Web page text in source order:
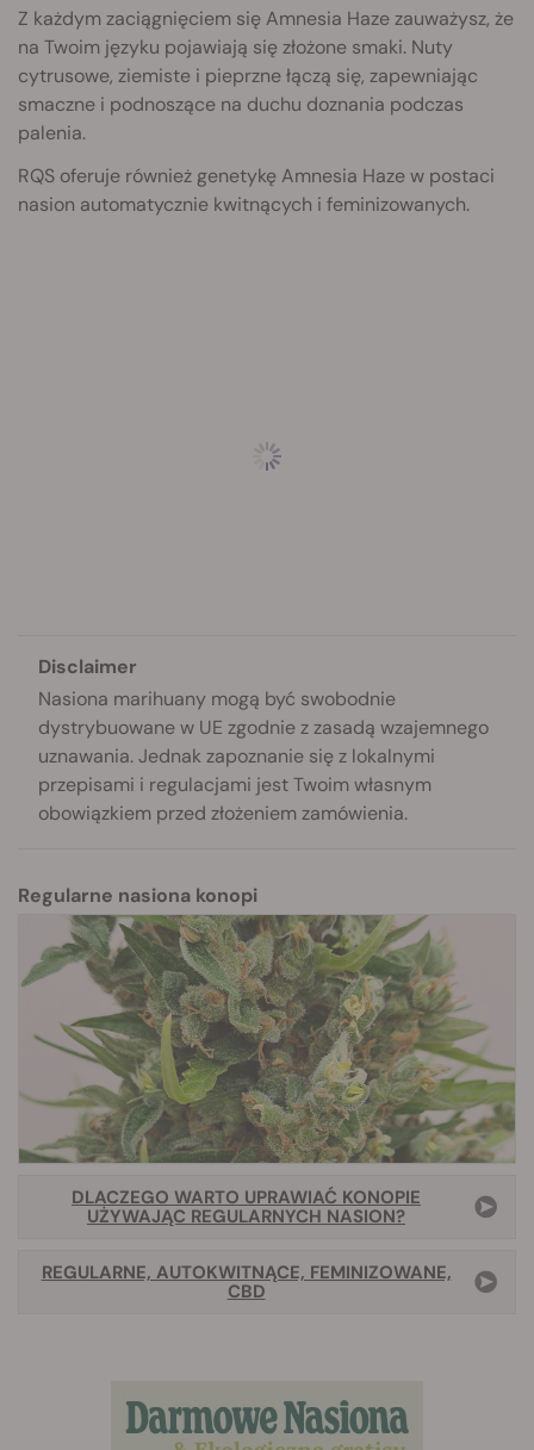
Z każdym zaciągnięciem się Amnesia Haze zauważysz, że
na Twoim języku pojawiają się złożone smaki. Nuty
cytrusowe, ziemiste i pieprzne łączą się, zapewniając
smaczne i podnoszące na duchu doznania podczas
palenia.
RQS oferuje również genetykę Amnesia Haze w postaci
nasion automatycznie kwitnących i feminizowanych.
Disclaimer
Nasiona marihuany mogą być swobodnie
dystrybuowane w UE zgodnie z zasadą wzajemnego
uznawania. Jednak zapoznanie się z lokalnymi
przepisami i regulacjami jest Twoim własnym
obowiązkiem przed złożeniem zamówienia.
Regularne nasiona konopi
DLACZEGO WARTO UPRAWIAĆ KONOPIE
UŻYWAJĄC REGULARNYCH NASION?
REGULARNE, AUTOKWITNĄCE, FEMINIZOWANE,
CBD